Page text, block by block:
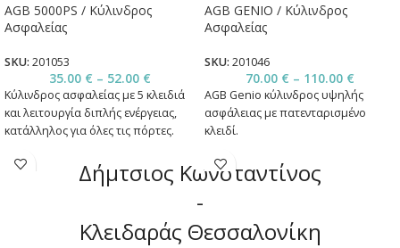
AGB 5000PS / Κύλινδρος
Ασφαλείας
SKU: 201053
35.00 € – 52.00 €
Κύλινδρος ασφαλείας με 5 κλειδιά
και λειτουργία διπλής ενέργειας,
κατάλληλος για όλες τις πόρτες.
AGB GENIO / Κύλινδρος
Ασφαλείας
SKU: 201046
70.00 € – 110.00 €
AGB Genio κύλινδρος υψηλής
ασφάλειας με πατενταρισμένο
κλειδί.
Δήμτσιος Κωνσταντίνος
-
Κλειδαράς Θεσσαλονίκη